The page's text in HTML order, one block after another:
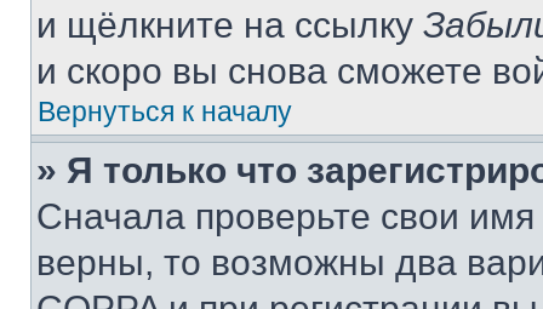
и щёлкните на ссылку
и скоро вы снова сможете
Вернуться к началу
» Я только что
Сначала проверьте свои
верны, то возможны два